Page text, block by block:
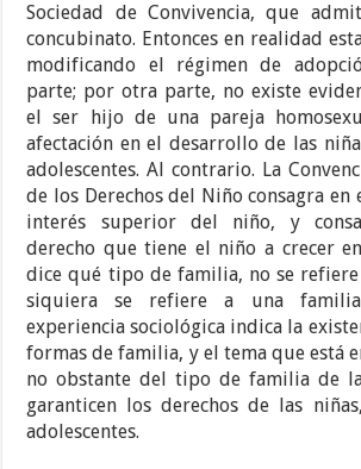
Sociedad de Convivencia, que
concubinato. Entonces en realidad
modificando el régimen de
parte; por otra parte, no existe
el ser hijo de una pareja
afectación en el desarrollo de las
adolescentes. Al contrario. La
de los Derechos del Niño consagra en
interés superior del niño, y
derecho que tiene el niño a crecer
dice qué tipo de familia, no se
siquiera se refiere a una
experiencia sociológica indica la
formas de familia, y el tema que está
no obstante del tipo de familia de
garanticen los derechos de las
adolescentes.